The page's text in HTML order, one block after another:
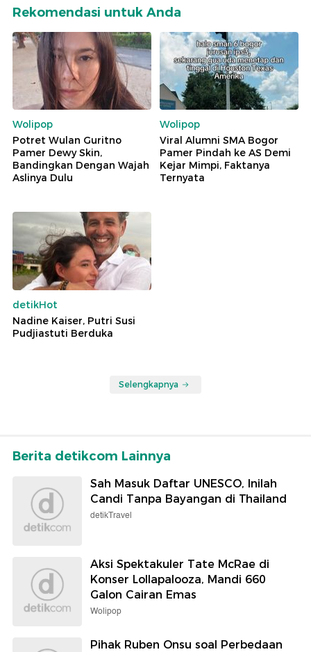
Rekomendasi untuk Anda
Wolipop
Potret Wulan Guritno
Pamer Dewy Skin,
Bandingkan Dengan Wajah
Aslinya Dulu
Wolipop
Viral Alumni SMA Bogor
Pamer Pindah ke AS Demi
Kejar Mimpi, Faktanya
Ternyata
detikHot
Nadine Kaiser, Putri Susi
Pudjiastuti Berduka
Selengkapnya
Berita detikcom Lainnya
Sah Masuk Daftar UNESCO, Inilah
Candi Tanpa Bayangan di Thailand
detikTravel
Aksi Spektakuler Tate McRae di
Konser Lollapalooza, Mandi 660
Galon Cairan Emas
Wolipop
Pihak Ruben Onsu soal Perbedaan